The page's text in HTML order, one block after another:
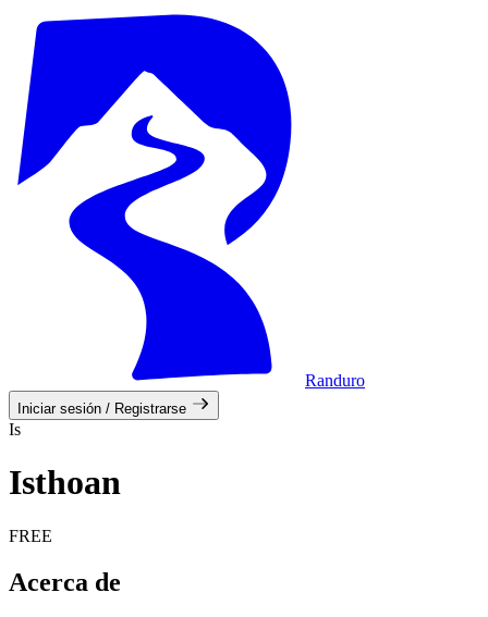
Randuro
Iniciar sesión / Registrarse
Is
Isthoan
FREE
Acerca de